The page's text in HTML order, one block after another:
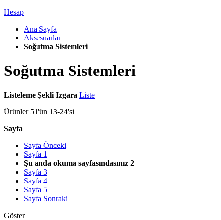
Hesap
Ana Sayfa
Aksesuarlar
Soğutma Sistemleri
Soğutma Sistemleri
Listeleme Şekli Izgara Liste
Ürünler 51'ün 13-24'si
Sayfa
Sayfa Önceki
Sayfa 1
Şu anda okuma sayfasındasınız 2
Sayfa 3
Sayfa 4
Sayfa 5
Sayfa Sonraki
Göster